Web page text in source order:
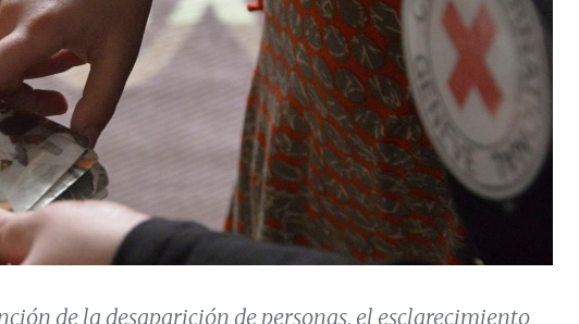
de la desaparición de personas, el esclarecimiento